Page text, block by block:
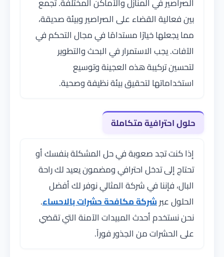
الصراصير في المنازل والأماكن المختلفة. تجمع
بين فعالية القضاء على الصراصير وبيئة صديقة،
مما يجعلها خيارًا مستدامًا في مجال التحكم في
الآفات. يجب الاستمرار في البحث والتطوير
لتحسين تركيبة هذه العجينة وتوسيع
استخداماتها لتحقيق بيئة نظيفة وصحية.
حلول احترافية متكاملة
إذا كنت تجد صعوبة في حل المشكلة بنفسك أو
تحتاج إلى تدخل احترافي ومضمون يعيد لك راحة
البال، فإننا في شركة المثالي نوفر لك أفضل
الحلول عبرشركة مكافحة حشرات بالاحساء.
نحن نستخدم أحدث المبيدات الآمنة التي تقضي
على الحشرات من الجذور فوراً.